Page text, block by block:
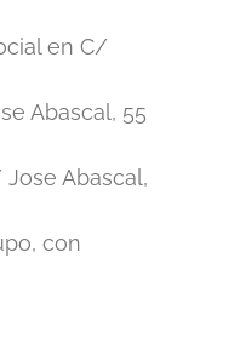
en C/
Abascal, 55
Abascal,
con